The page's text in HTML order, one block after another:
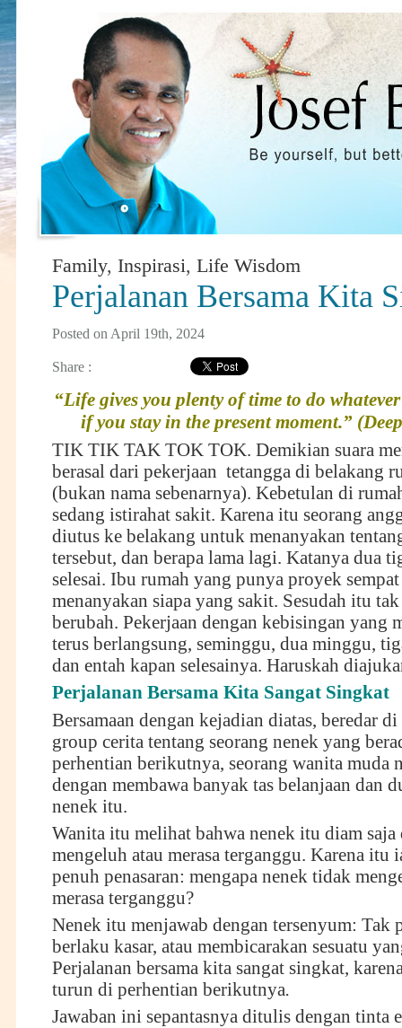
Family, Inspirasi, Life Wisdom
Perjalanan Bersama Kita
Posted on April 19th, 2024
Share :
“Life gives you plenty of time to do
if you stay in the present moment.”
TIK TIK TAK TOK TOK. Demikian suara
berasal dari pekerjaan tetangga di belakang
(bukan nama sebenarnya). Kebetulan di
sedang istirahat sakit. Karena itu seorang
diutus ke belakang untuk menanyakan
tersebut, dan berapa lama lagi. Katanya dua
selesai. Ibu rumah yang punya proyek
menanyakan siapa yang sakit. Sesudah itu
berubah. Pekerjaan dengan kebisingan yang
terus berlangsung, seminggu, dua minggu,
dan entah kapan selesainya. Haruskah
Perjalanan Bersama Kita Sangat Singkat
Bersamaan dengan kejadian diatas, beredar
group cerita tentang seorang nenek yang
perhentian berikutnya, seorang wanita muda
dengan membawa banyak tas belanjaan dan
nenek itu.
Wanita itu melihat bahwa nenek itu diam saja
mengeluh atau merasa terganggu. Karena itu
penuh penasaran: mengapa nenek tidak
merasa terganggu?
Nenek itu menjawab dengan tersenyum: Tak
berlaku kasar, atau membicarakan sesuatu
Perjalanan bersama kita sangat singkat,
turun di perhentian berikutnya.
Jawaban ini sepantasnya ditulis dengan tinta